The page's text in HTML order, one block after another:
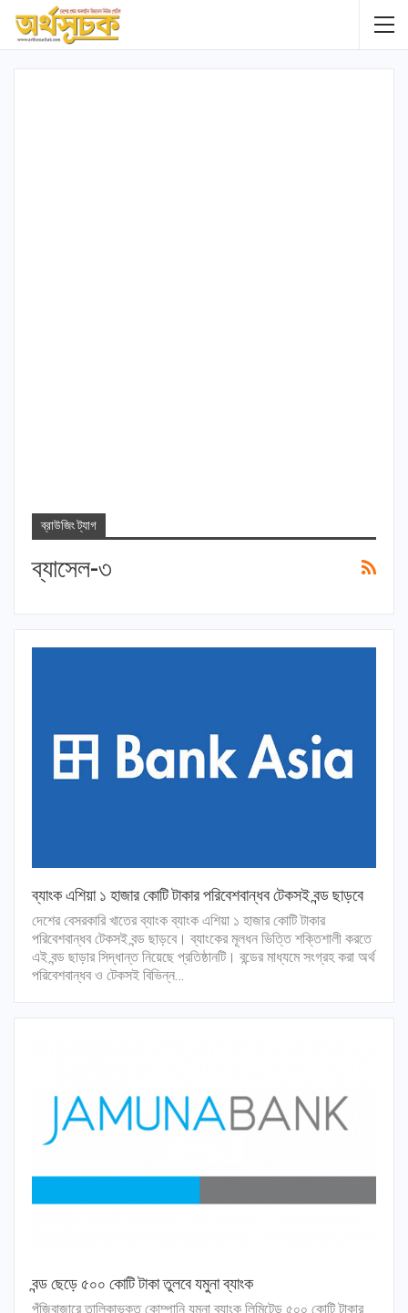
ব্রাউজিং ট্যাগ
ব্যাসেল-৩
ব্যাংক এশিয়া ১ হাজার কোটি টাকার পরিবেশবান্ধব টেকসই বন্ড ছাড়বে
দেশের বেসরকারি খাতের ব্যাংক ব্যাংক এশিয়া ১ হাজার কোটি টাকার
পরিবেশবান্ধব টেকসই বন্ড ছাড়বে। ব্যাংকের মূলধন ভিত্তি শক্তিশালী করতে
এই বন্ড ছাড়ার সিদ্ধান্ত নিয়েছে প্রতিষ্ঠানটি। বন্ডের মাধ্যমে সংগ্রহ করা অর্থ
পরিবেশবান্ধব ও টেকসই বিভিন্ন…
বন্ড ছেড়ে ৫০০ কোটি টাকা তুলবে যমুনা ব্যাংক
পুঁজিবাজারে তালিকাভুক্ত কোম্পানি যমুনা ব্যাংক লিমিটেড ৫০০ কোটি টাকার